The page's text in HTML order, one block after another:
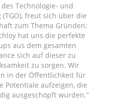
Technologie- und
freut sich über die
zum Thema Gründen:
hat uns die perfekte
aus dem gesamten
sich auf dieser zu
zu sorgen. Wir
in der Öffentlichkeit für
Potentiale aufzeigen, die
ausgeschöpft wurden.“